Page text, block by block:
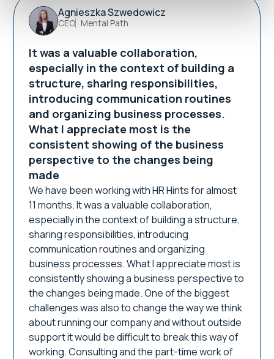
Agnieszka Szwedowicz
CEO Mental Path
It was a valuable collaboration,
especially in the context of building a
structure, sharing responsibilities,
introducing communication routines
and organizing business processes.
What I appreciate most is the
consistent showing of the business
perspective to the changes being
made
We have been working with HR Hints for almost
11 months. It was a valuable collaboration,
especially in the context of building a structure,
sharing responsibilities, introducing
communication routines and organizing
business processes. What I appreciate most is
consistently showing a business perspective to
the changes being made. One of the biggest
challenges was also to change the way we think
about running our company and without outside
support it would be difficult to break this way of
working. Consulting and the part-time work of